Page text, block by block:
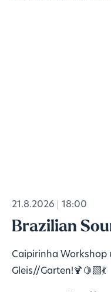
21.8.2026 18:00
Brazilian
Caipirinha Workshop
Gleis//Garten!🍹🍋‍🟩💃